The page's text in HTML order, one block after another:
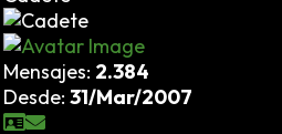
Mensajes: 2.384
Desde: 31/Mar/2007